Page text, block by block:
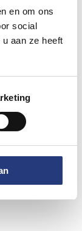
en om ons
social
aan ze heeft